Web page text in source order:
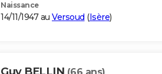
Naissance
14/11/1947 au Versoud (Isère)